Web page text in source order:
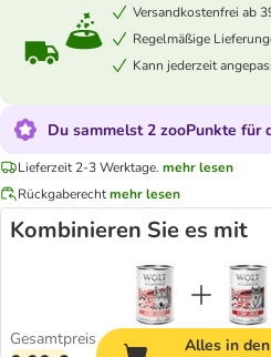
Versandkostenfrei ab
Regelmäßige
Kann jederzeit
Du sammelst 2 zooPunkte für
Lieferzeit 2-3 Werktage. mehr lesen
Rückgaberechtmehr lesen
Kombinieren Sie es mit
Gesamtpreis
Alles in den